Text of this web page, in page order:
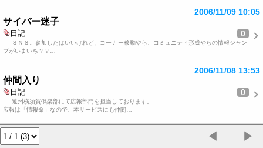
サイバー迷子
2006/11/09 10:05
日記 0
ＳＮＳ。参加したはいいけれど、コーナー移動やら、コミュニティ形成やらの情報ジャン
プがいまいち？？…
仲間入り
2006/11/08 13:53
日記 0
遠州横須賀倶楽部にて広報部門を担当しております。
広報は「情報命」なので、本サービスにも仲間…
◀ ▶